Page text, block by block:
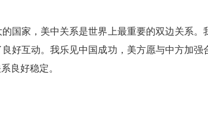
家，美中关系是世界上最重要的双边关系。
好互动。我乐见中国成功，美方愿与中方加
良好稳定。